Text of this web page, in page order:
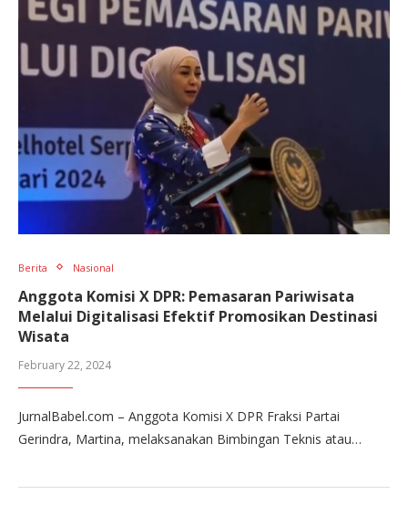
Berita Nasional
Anggota Komisi X DPR: Pemasaran Pariwisata
Melalui Digitalisasi Efektif Promosikan Destinasi
Wisata
February 22, 2024
JurnalBabel.com – Anggota Komisi X DPR Fraksi Partai
Gerindra, Martina, melaksanakan Bimbingan Teknis atau…